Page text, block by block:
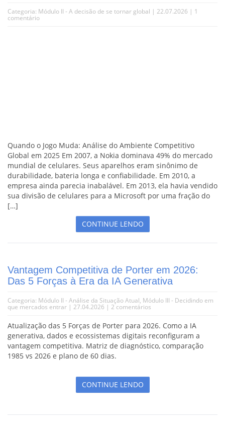
Categoria: Módulo II - A decisão de se tornar global | 22.07.2026 | 1
comentário
Quando o Jogo Muda: Análise do Ambiente Competitivo
Global em 2025 Em 2007, a Nokia dominava 49% do mercado
mundial de celulares. Seus aparelhos eram sinônimo de
durabilidade, bateria longa e confiabilidade. Em 2010, a
empresa ainda parecia inabalável. Em 2013, ela havia vendido
sua divisão de celulares para a Microsoft por uma fração do
[…]
CONTINUE LENDO
Vantagem Competitiva de Porter em 2026:
Das 5 Forças à Era da IA Generativa
Categoria: Módulo II - Análise da Situação Atual, Módulo III - Decidindo em
que mercados entrar | 27.04.2026 | 2 comentários
Atualização das 5 Forças de Porter para 2026. Como a IA
generativa, dados e ecossistemas digitais reconfiguram a
vantagem competitiva. Matriz de diagnóstico, comparação
1985 vs 2026 e plano de 60 dias.
CONTINUE LENDO